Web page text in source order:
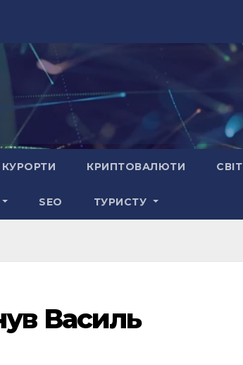
КУРОРТИ КРИПТОВАЛЮТИ СВІТ
SEO ТУРИСТУ
Василь